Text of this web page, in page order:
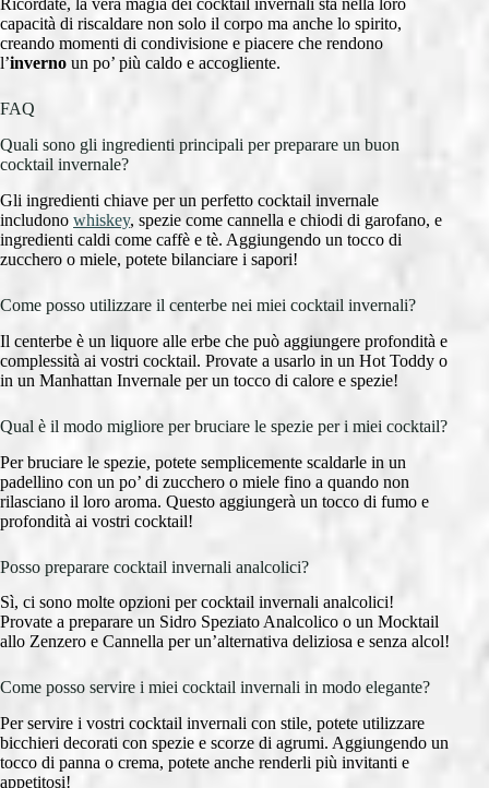
Ricordate, la vera magia dei cocktail invernali sta nella loro
capacità di riscaldare non solo il corpo ma anche lo spirito,
creando momenti di condivisione e piacere che rendono
l’inverno un po’ più caldo e accogliente.
FAQ
Quali sono gli ingredienti principali per preparare un buon
cocktail invernale?
Gli ingredienti chiave per un perfetto cocktail invernale
includono whiskey, spezie come cannella e chiodi di garofano, e
ingredienti caldi come caffè e tè. Aggiungendo un tocco di
zucchero o miele, potete bilanciare i sapori!
Come posso utilizzare il centerbe nei miei cocktail invernali?
Il centerbe è un liquore alle erbe che può aggiungere profondità e
complessità ai vostri cocktail. Provate a usarlo in un Hot Toddy o
in un Manhattan Invernale per un tocco di calore e spezie!
Qual è il modo migliore per bruciare le spezie per i miei cocktail?
Per bruciare le spezie, potete semplicemente scaldarle in un
padellino con un po’ di zucchero o miele fino a quando non
rilasciano il loro aroma. Questo aggiungerà un tocco di fumo e
profondità ai vostri cocktail!
Posso preparare cocktail invernali analcolici?
Sì, ci sono molte opzioni per cocktail invernali analcolici!
Provate a preparare un Sidro Speziato Analcolico o un Mocktail
allo Zenzero e Cannella per un’alternativa deliziosa e senza alcol!
Come posso servire i miei cocktail invernali in modo elegante?
Per servire i vostri cocktail invernali con stile, potete utilizzare
bicchieri decorati con spezie e scorze di agrumi. Aggiungendo un
tocco di panna o crema, potete anche renderli più invitanti e
appetitosi!